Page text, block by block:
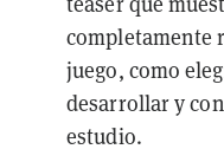
completamente
juego, como
desarrollar y
estudio.